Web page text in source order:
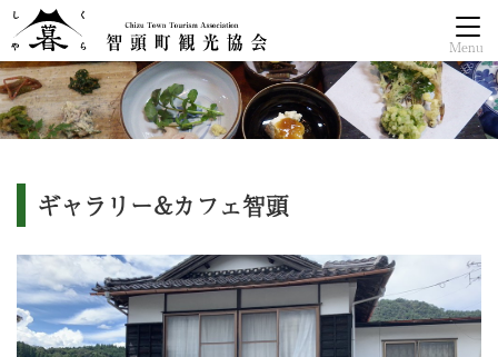
Menu
ギャラリー&カフェ智頭